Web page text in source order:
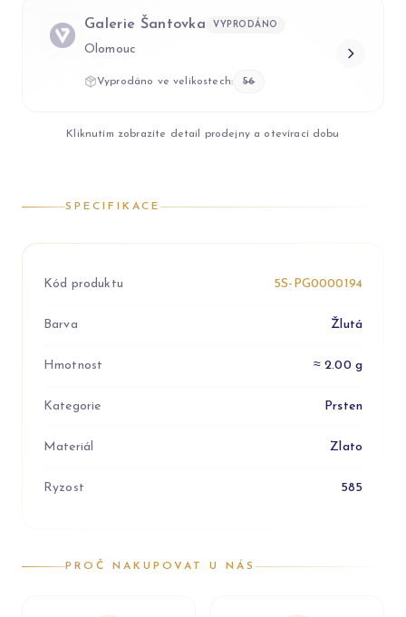
Galerie Šantovka VYPRODÁNO
Olomouc
Vyprodáno ve velikostech: 56
Kliknutím zobrazíte detail prodejny a otevírací dobu
SPECIFIKACE
Kód produktu 5S-PG0000194
Barva Žlutá
Hmotnost ≈ 2.00 g
Kategorie Prsten
Materiál Zlato
Ryzost 585
PROČ NAKUPOVAT U NÁS